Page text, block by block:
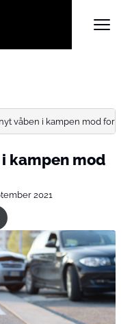
våben i kampen mod for høj
kampen mod
2021